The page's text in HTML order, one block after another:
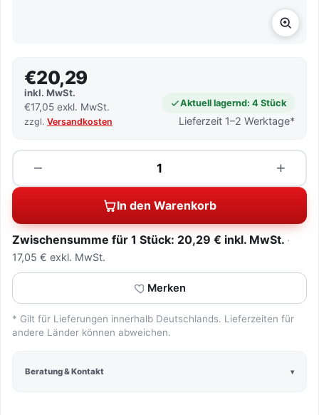
€20,29
inkl. MwSt.
€17,05 exkl. MwSt.
zzgl. Versandkosten
Aktuell lagernd: 4 Stück
Lieferzeit 1–2 Werktage*
−
Menge +
In den Warenkorb
Zwischensumme für 1 Stück: 20,29 € inkl. MwSt.
17,05 € exkl. MwSt.
Merken
* Gilt für Lieferungen innerhalb Deutschlands. Lieferzeiten für
andere Länder können abweichen.
Beratung & Kontakt